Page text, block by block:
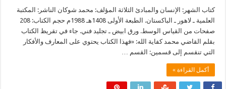
كتاب الشهر: الإنسان والمبادئ الثلاثة المؤلف: محمد شوكان الناشر: المكتبة
العلمية ـ لاهور ـ الباكستان. الطبعة الأولى 1408هـ 1988م حجم الكتاب: 208
صفحات من القياس الوسط. ورق ابيض ـ تجليد فني. جاء في تقريظ الكتاب
بقلم القاضي محمد كفاية الله: «فهذا الكتاب يحتوي على المعارف والأفكار
التي تنقسم إلى قسمين: القسم …
أكمل القراءة »